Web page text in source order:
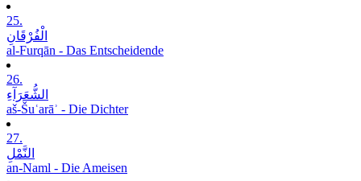
25.
الْفُرْقَانِ
al-Furqān - Das Entscheidende
26.
الشُّعَرَآءِ
aš-Šuʿarāʾ - Die Dichter
27.
النَّمْلِ
an-Naml - Die Ameisen